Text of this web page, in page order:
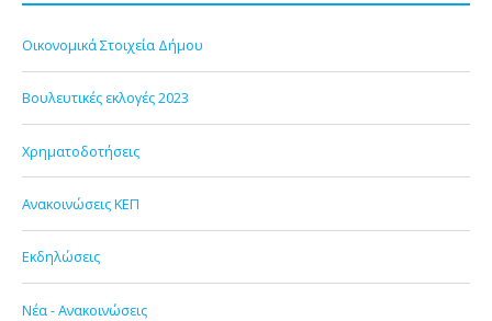
Οικονομικά Στοιχεία Δήμου
Βουλευτικές εκλογές 2023
Χρηματοδοτήσεις
Ανακοινώσεις ΚΕΠ
Εκδηλώσεις
Νέα - Ανακοινώσεις